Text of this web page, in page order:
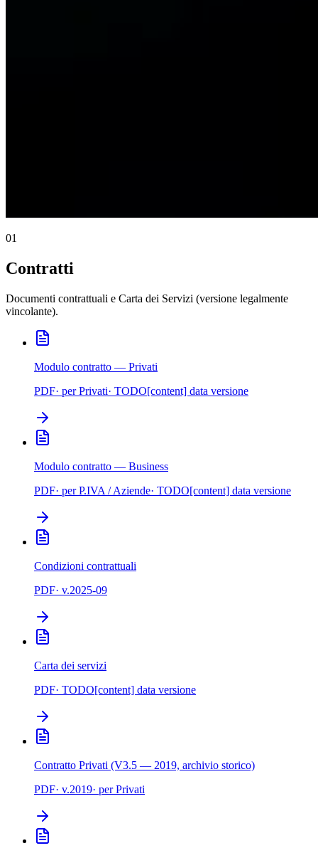
01
Contratti
Documenti contrattuali e Carta dei Servizi (versione legalmente
vincolante).
Modulo contratto — Privati
PDF· perPrivati· TODO[content] data versione
Modulo contratto — Business
PDF· perP.IVA / Aziende· TODO[content] data versione
Condizioni contrattuali
PDF· v.2025-09
Carta dei servizi
PDF· TODO[content] data versione
Contratto Privati (V3.5 — 2019, archivio storico)
PDF· v.2019· perPrivati